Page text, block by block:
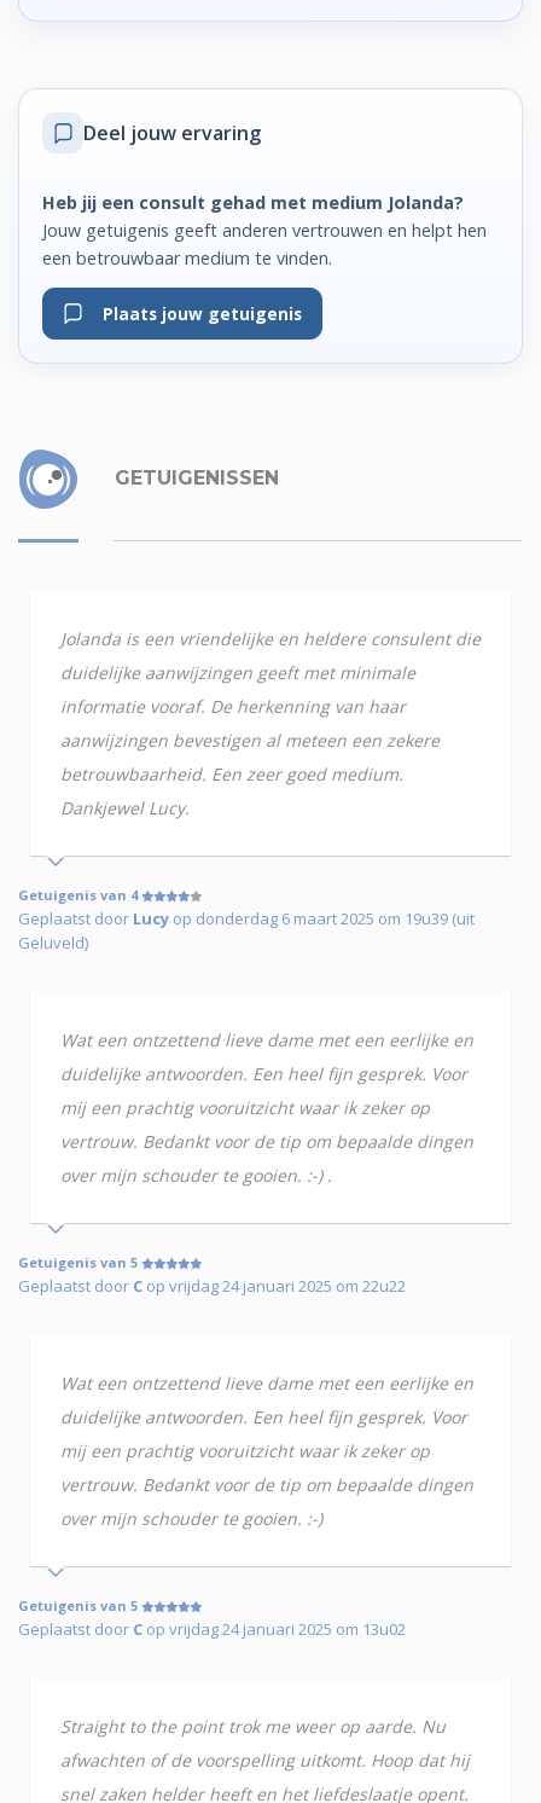
Deel jouw ervaring
Heb jij een consult gehad met medium Jolanda?
Jouw getuigenis geeft anderen vertrouwen en helpt hen
een betrouwbaar medium te vinden.
Plaats jouw getuigenis
GETUIGENISSEN
Jolanda is een vriendelijke en heldere consulent die
duidelijke aanwijzingen geeft met minimale
informatie vooraf. De herkenning van haar
aanwijzingen bevestigen al meteen een zekere
betrouwbaarheid. Een zeer goed medium.
Dankjewel Lucy.
Getuigenis van 4
Geplaatst door Lucy op donderdag 6 maart 2025 om 19u39 (uit
Geluveld)
Wat een ontzettend lieve dame met een eerlijke en
duidelijke antwoorden. Een heel fijn gesprek. Voor
mij een prachtig vooruitzicht waar ik zeker op
vertrouw. Bedankt voor de tip om bepaalde dingen
over mijn schouder te gooien. :-) .
Getuigenis van 5
Geplaatst door C op vrijdag 24 januari 2025 om 22u22
Wat een ontzettend lieve dame met een eerlijke en
duidelijke antwoorden. Een heel fijn gesprek. Voor
mij een prachtig vooruitzicht waar ik zeker op
vertrouw. Bedankt voor de tip om bepaalde dingen
over mijn schouder te gooien. :-)
Getuigenis van 5
Geplaatst door C op vrijdag 24 januari 2025 om 13u02
Straight to the point trok me weer op aarde. Nu
afwachten of de voorspelling uitkomt. Hoop dat hij
snel zaken helder heeft en het liefdeslaatje opent.